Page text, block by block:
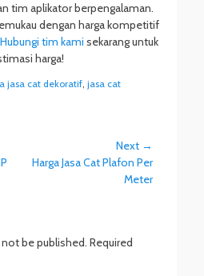
tim aplikator berpengalaman.
dengan harga kompetitif
Hubungi tim kami sekarang untuk
harga!
jasa cat dekoratif, jasa cat
Next →
Next
Harga Jasa Cat Plafon Per
Meter
be published. Required